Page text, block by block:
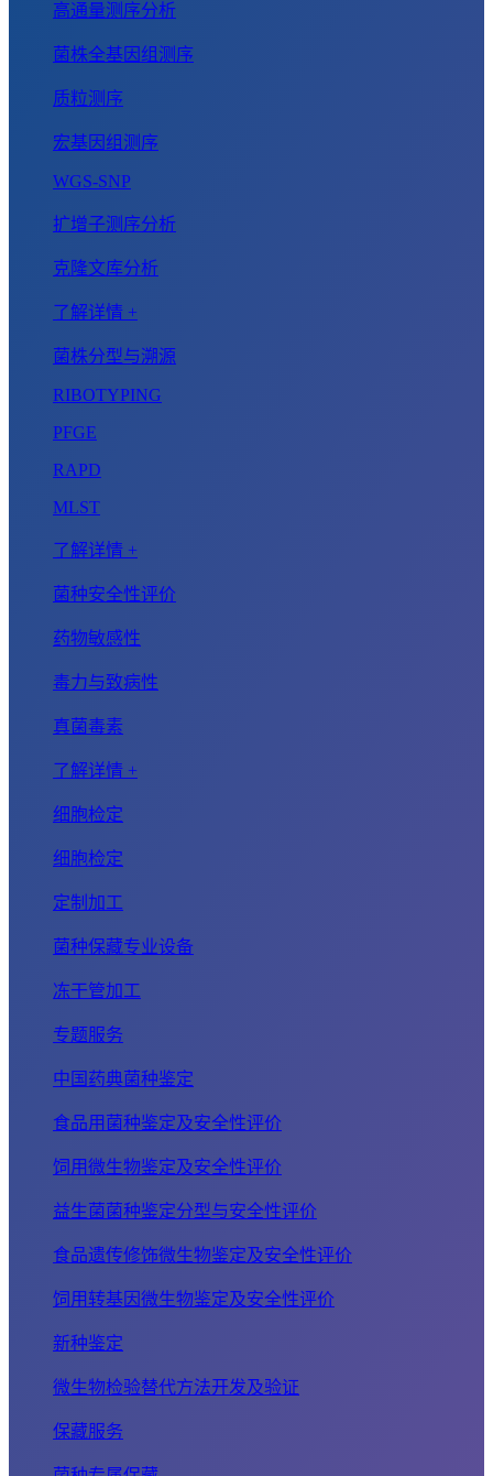
高通量测序分析
菌株全基因组测序
质粒测序
宏基因组测序
WGS-SNP
扩增子测序分析
克隆文库分析
了解详情 +
菌株分型与溯源
RIBOTYPING
PFGE
RAPD
MLST
了解详情 +
菌种安全性评价
药物敏感性
毒力与致病性
真菌毒素
了解详情 +
细胞检定
细胞检定
定制加工
菌种保藏专业设备
冻干管加工
专题服务
中国药典菌种鉴定
食品用菌种鉴定及安全性评价
饲用微生物鉴定及安全性评价
益生菌菌种鉴定分型与安全性评价
食品遗传修饰微生物鉴定及安全性评价
饲用转基因微生物鉴定及安全性评价
新种鉴定
微生物检验替代方法开发及验证
保藏服务